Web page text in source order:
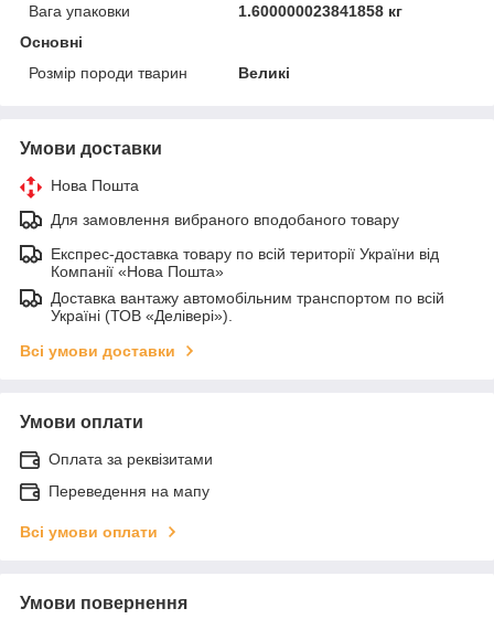
Вага упаковки
1.600000023841858 кг
Основні
Розмір породи тварин
Великі
Умови доставки
Нова Пошта
Для замовлення вибраного вподобаного товару
Експрес-доставка товару по всій території України від
Компанії «Нова Пошта»
Доставка вантажу автомобільним транспортом по всій
Україні (ТОВ «Делівері»).
Всі умови доставки
Умови оплати
Оплата за реквізитами
Переведення на мапу
Всі умови оплати
Умови повернення